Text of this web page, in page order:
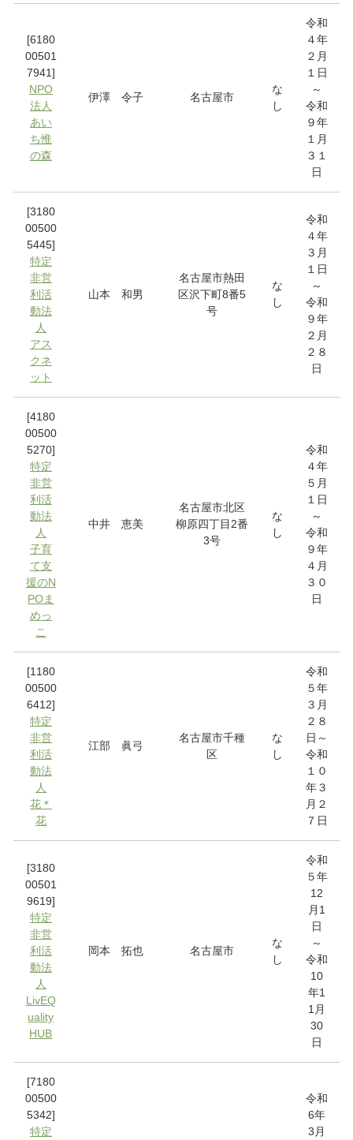
[6180
00501
7941]
NPO
法人
あい
ち惟
の森
伊澤 令子 名古屋市
な
し
令和
４年
２月
１日
～
令和
９年
１月
３１
日
[3180
00500
5445]
特定
非営
利活
動法
人
アス
クネ
ット
山本 和男
名古屋市熱田
区沢下町8番5
号
な
し
令和
４年
３月
１日
～
令和
９年
２月
２８
日
[4180
00500
5270]
特定
非営
利活
動法
人
子育
て支
援のN
POま
めっ
こ
中井 恵美
名古屋市北区
柳原四丁目2番
3号
な
し
令和
４年
５月
１日
～
令和
９年
４月
３０
日
[1180
00500
6412]
特定
非営
利活
動法
人
花＊
花
江部 眞弓
名古屋市千種
区
な
し
令和
５年
３月
２８
日～
令和
１０
年３
月２
７日
[3180
00501
9619]
特定
非営
利活
動法
人
LivEQ
uality
HUB
岡本 拓也 名古屋市
な
し
令和
５年
12
月1
日
～
令和
10
年1
1月
30
日
[7180
00500
5342]
特定
令和
6年
3月